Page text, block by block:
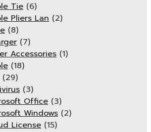
Tie (6)
Pliers Lan (2)
(8)
(7)
Accessories (1)
(18)
(29)
(3)
Office (3)
Windows (2)
License (15)